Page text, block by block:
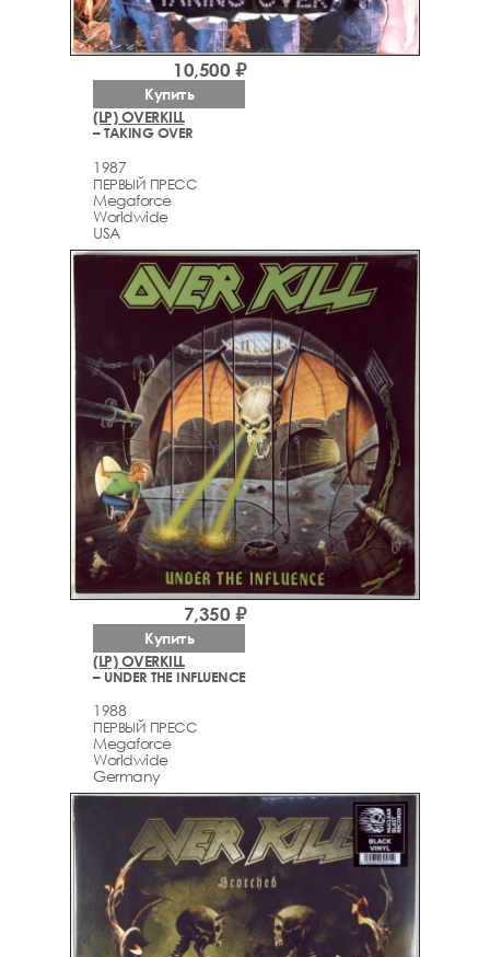
(LP) OVERKILL
– TAKING OVER
1987
ПЕРВЫЙ ПРЕСС
Megaforce
Worldwide
USA
10,500 ₽
Купить
(LP) OVERKILL
– UNDER THE INFLUENCE
1988
ПЕРВЫЙ ПРЕСС
Megaforce
Worldwide
Germany
7,350 ₽
Купить